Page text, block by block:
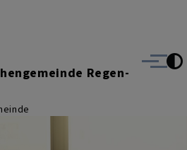
Regen-
Menü